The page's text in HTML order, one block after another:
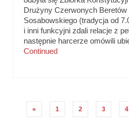
Drużyny Czerwonych Beretów
Sosabowskiego (tradycja od
i inni funkcyjni zdali relacje z
następnie harcerze omówili
Continued
Stronicowanie
« 1 2 3 4